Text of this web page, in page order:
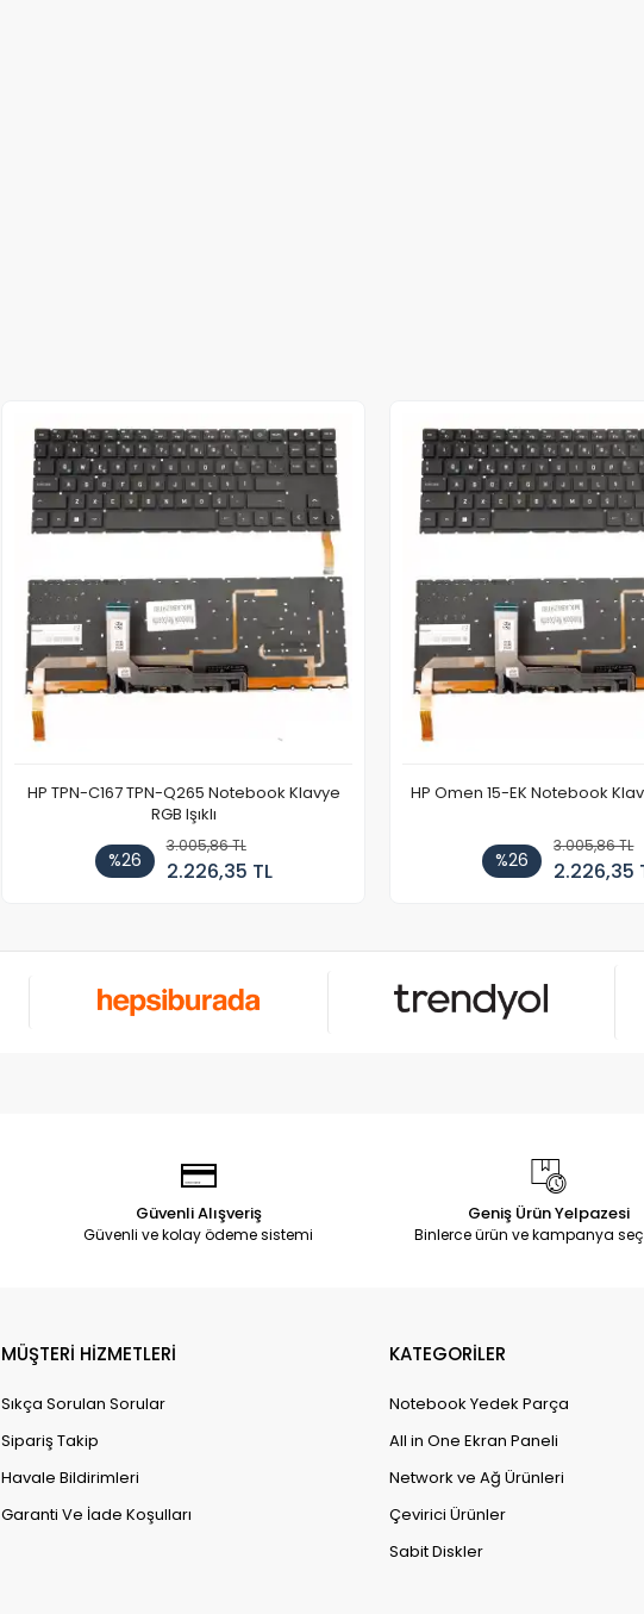
HP TPN-C167 TPN-Q265 Notebook Klavye
RGB Işıklı
%26
3.005,86 TL
2.226,35 TL
HP Omen 15-EK Notebook
%26
3.005,86 TL
2.226,35
Güvenli Alışveriş
Güvenli ve kolay ödeme sistemi
Geniş Ürün Yelpazesi
Binlerce ürün ve kampanya
MÜŞTERİ HİZMETLERİ
Sıkça Sorulan Sorular
Sipariş Takip
Havale Bildirimleri
Garanti Ve İade Koşulları
KATEGORİLER
Notebook Yedek Parça
All in One Ekran Paneli
Network ve Ağ Ürünleri
Çevirici Ürünler
Sabit Diskler